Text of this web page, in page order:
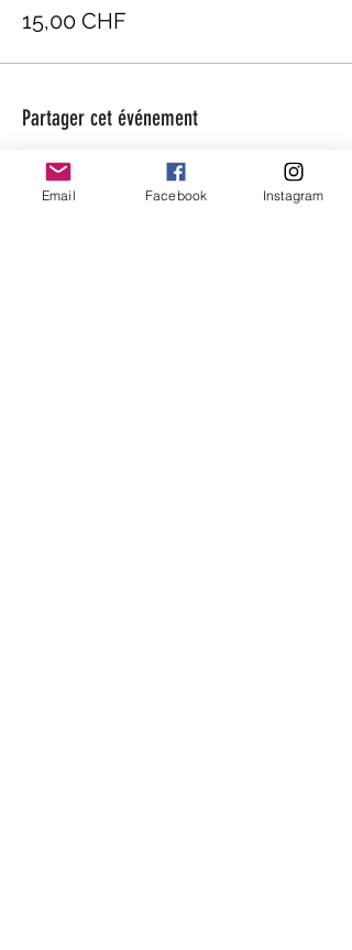
15,00 CHF
Partager cet événement
Email Facebook Instagram